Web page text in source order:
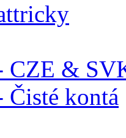
CZE &
Čisté kontá